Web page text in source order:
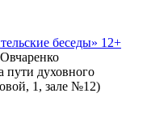
беседы» 12+
пути духовного
1, зале №12)